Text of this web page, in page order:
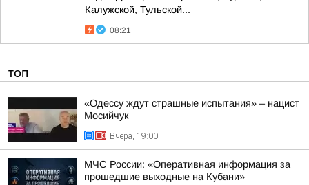
Калужской, Тульской...
08:21
ТОП
«Одессу ждут страшные испытания» – нацист
Мосийчук
Вчера, 19:00
МЧС России: «Оперативная информация за
прошедшие выходные на Кубани»